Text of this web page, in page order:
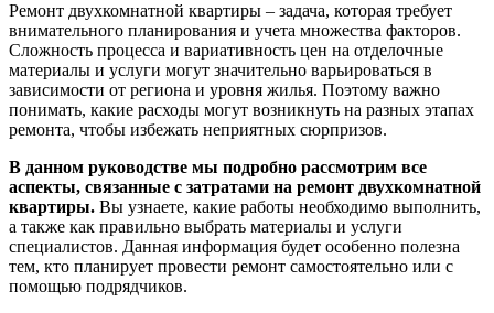
Ремонт двухкомнатной квартиры – задача, которая требует
внимательного планирования и учета множества факторов.
Сложность процесса и вариативность цен на отделочные
материалы и услуги могут значительно варьироваться в
зависимости от региона и уровня жилья. Поэтому важно
понимать, какие расходы могут возникнуть на разных этапах
ремонта, чтобы избежать неприятных сюрпризов.
В данном руководстве мы подробно рассмотрим все
аспекты, связанные с затратами на ремонт двухкомнатной
квартиры. Вы узнаете, какие работы необходимо выполнить,
а также как правильно выбрать материалы и услуги
специалистов. Данная информация будет особенно полезна
тем, кто планирует провести ремонт самостоятельно или с
помощью подрядчиков.